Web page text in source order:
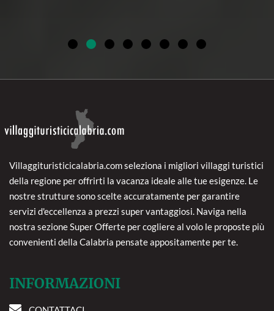
Villaggituristicicalabria.com seleziona i migliori villaggi turistici
della regione per offrirti la vacanza ideale alle tue esigenze. Le
nostre strutture sono scelte accuratamente per garantire
servizi d'eccellenza a prezzi super vantaggiosi. Naviga nella
nostra sezione Super Offerte per cogliere al volo le proposte più
convenienti della Calabria pensate appositamente per te.
INFORMAZIONI